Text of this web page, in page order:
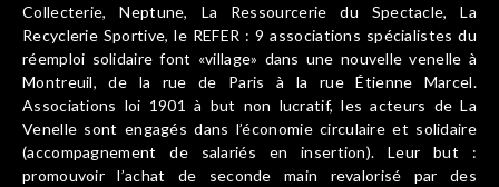
Collecterie, Neptune, La Ressourcerie du Spectacle, La
Recyclerie Sportive, le REFER : 9 associations spécialistes du
réemploi solidaire font «village» dans une nouvelle venelle à
Montreuil, de la rue de Paris à la rue Étienne Marcel.
Associations loi 1901 à but non lucratif, les acteurs de La
Venelle sont engagés dans l’économie circulaire et solidaire
(accompagnement de salariés en insertion). Leur but :
promouvoir l’achat de seconde main revalorisé par des